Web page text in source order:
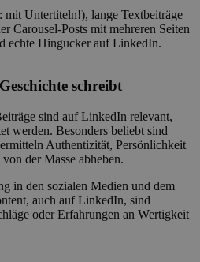
mit Untertiteln!), lange Textbeiträge
Carousel-Posts mit mehreren Seiten
echte Hingucker auf LinkedIn.
schreibt
sind auf LinkedIn relevant,
werden. Besonders beliebt sind
Authentizität, Persönlichkeit
der Masse abheben.
in den sozialen Medien und dem
auch auf LinkedIn, sind
oder Erfahrungen an Wertigkeit